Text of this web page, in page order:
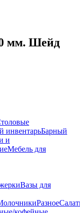
мм. Шейд
инвентарьБарный
и
Мебель для
Вазы для
Разное